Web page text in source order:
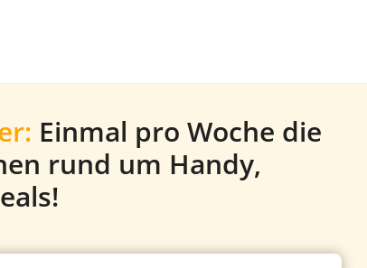
Einmal pro Woche die
rund um Handy,